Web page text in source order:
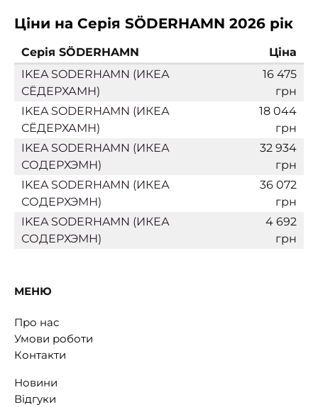
Ціни на Серія SÖDERHAMN 2026 рік
Серія SÖDERHAMN
Ціна
IKEA SODERHAMN (ИКЕА
СЁДЕРХАМН)
16 475
грн
IKEA SODERHAMN (ИКЕА
СЁДЕРХАМН)
18 044
грн
IKEA SODERHAMN (ИКЕА
СОДЕРХЭМН)
32 934
грн
IKEA SODERHAMN (ИКЕА
СОДЕРХЭМН)
36 072
грн
IKEA SODERHAMN (ИКЕА
СОДЕРХЭМН)
4 692
грн
МЕНЮ
Про нас
Умови роботи
Контакти
Новини
Відгуки